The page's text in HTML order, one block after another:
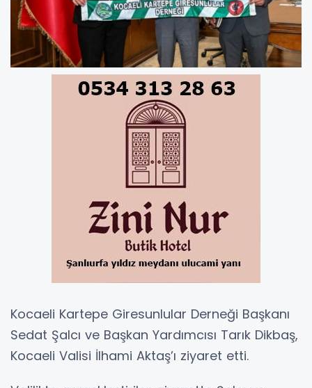
Kocaeli Kartepe Giresunlular Derneği Başkanı
Sedat Şalcı ve Başkan Yardımcısı Tarık Dikbaş,
Kocaeli Valisi İlhami Aktaş’ı ziyaret etti.